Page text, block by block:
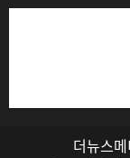
더뉴스